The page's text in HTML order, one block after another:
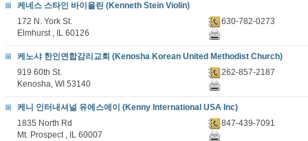
케네스 스타인 바이올린 (Kenneth Stein Violin)
172 N. York St.
Elmhurst , IL 60126
630-782-0273
케노샤 한인연합감리교회 (Kenosha Korean United Methodist Church)
919 60th St.
Kenosha, WI 53140
262-857-2187
케니 인터내셔널 유에스에이 (Kenny International USA Inc)
1835 North Rd
Mt. Prospect , IL 60007
847-439-7091